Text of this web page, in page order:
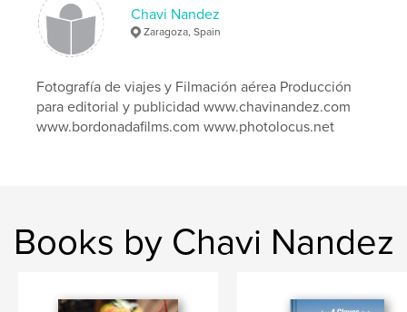
Project Option:Small Square, 7×7 in, 18×18 cm
# of Pages:
70
Publish Date:
Language Spanish
Keywords
pirineo vivo , libros de fotografia , pyrenees
exposición
Chavi Nandez
Zaragoza, Spain
Fotografía de viajes y Filmación aérea Producción
para editorial y publicidad www.chavinandez.com
www.bordonadafilms.com www.photolocus.net
Books by Chavi Nandez